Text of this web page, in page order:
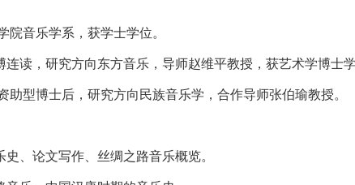
院音乐学系，获学士学位。
连读，研究方向东方音乐，导师赵维平教授，获艺术学博士
助型博士后，研究方向民族音乐学，合作导师张伯瑜教授。
、论文写作、丝绸之路音乐概览。